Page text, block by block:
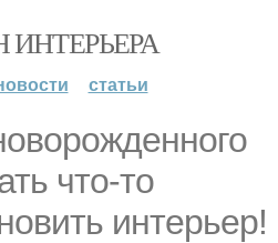
ИНТЕРЬЕРА
статьи
что-то
интерьер!